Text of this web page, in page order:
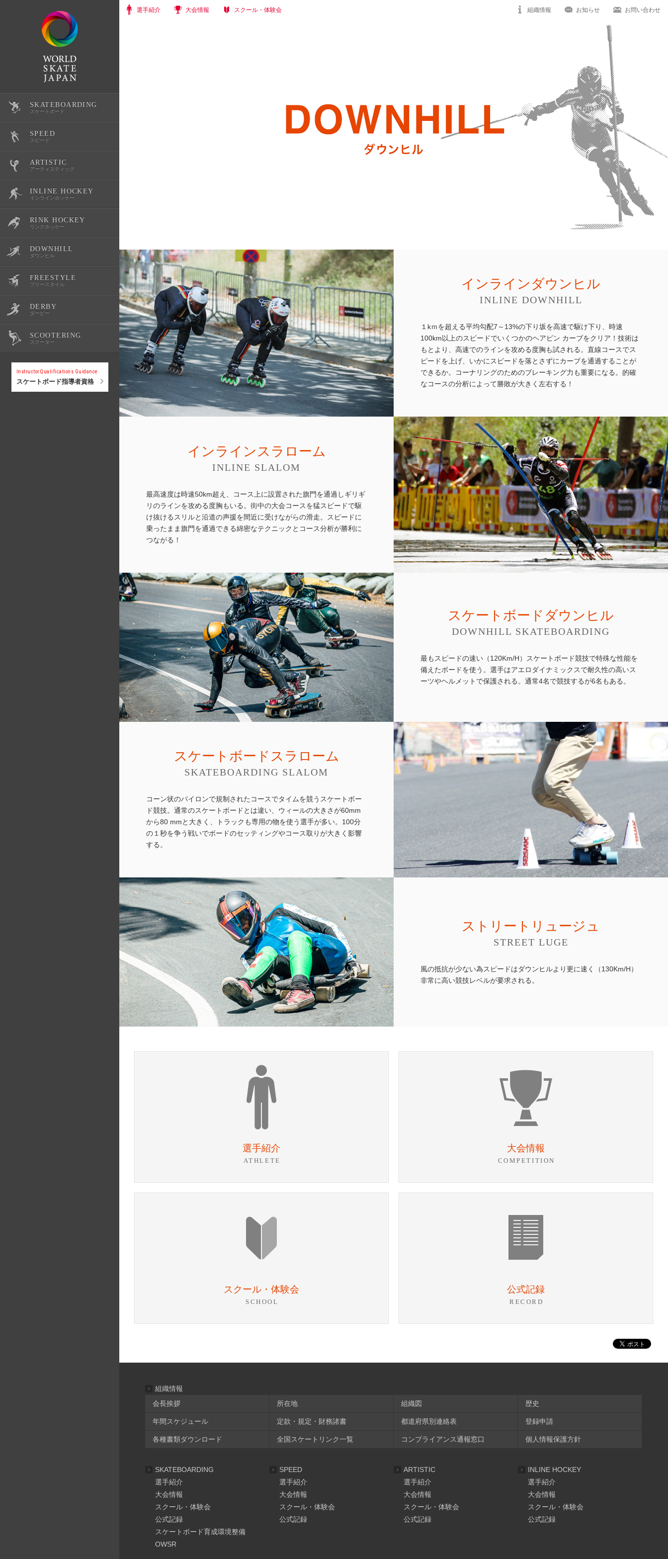
SKATEBOARDING
スケートボード
選手紹介
大会情報
スクール・体験会
公式記録
スケートボード育成環境整備
OWSR
SPEED
スピード
選手紹介
大会情報
スクール・体験会
公式記録
ARTISTIC
アーティスティック
選手紹介
大会情報
スクール・体験会
公式記録
INLINE HOCKEY
インラインホッケー
選手紹介
大会情報
スクール・体験会
公式記録
RINK HOCKEY
リンクホッケー
選手紹介
大会情報
スクール・体験会
公式記録
DOWNHILL
ダウンヒル
選手紹介
大会情報
スクール・体験会
公式記録
FREESTYLE
フリースタイル
選手紹介
大会情報
スクール・体験会
DERBY
ダービー
選手紹介
大会情報SCOOTERING
スクーター
選手紹介
Instructor Qualifications Guidance
スケートボード指導者資格
選手紹介 大会情報 スクール・体験会 組織情報 お知らせ お問い合わせ
インラインダウンヒル
INLINE DOWNHILL
１kｍを超える平均勾配7～13%の下り坂を高速で駆け下り、時速
100km以上のスピードでいくつかのヘアピン カーブをクリア！技術は
もとより、高速でのラインを攻める度胸も試される。直線コースでス
ピードを上げ、いかにスピードを落とさずにカーブを通過することが
できるか。コーナリングのためのブレーキング力も重要になる。的確
なコースの分析によって勝敗が大きく左右する！
インラインスラローム
INLINE SLALOM
最高速度は時速50km超え、コース上に設置された旗門を通過しギリギ
リのラインを攻める度胸もいる。街中の大会コースを猛スピードで駆
け抜けるスリルと沿道の声援を間近に受けながらの滑走。スピードに
乗ったまま旗門を通過できる綿密なテクニックとコース分析が勝利に
つながる！
スケートボードダウンヒル
DOWNHILL SKATEBOARDING
最もスピードの速い（120Km/H）スケートボード競技で特殊な性能を
備えたボードを使う。選手はアエロダイナミックスで耐久性の高いス
ーツやヘルメットで保護される。通常4名で競技するが6名もある。
スケートボードスラローム
SKATEBOARDING SLALOM
コーン状のパイロンで規制されたコースでタイムを競うスケートボー
ド競技。通常のスケートボードとは違い、ウィールの大きさが60mm
から80 mmと大きく、トラックも専用の物を使う選手が多い。100分
の１秒を争う戦いでボードのセッティングやコース取りが大きく影響
する。
ストリートリュージュ
STREET LUGE
風の抵抗が少ない為スピードはダウンヒルより更に速く（130Km/H）
非常に高い競技レベルが要求される。
選手紹介
ATHLETE
大会情報
COMPETITION
スクール・体験会
SCHOOL
公式記録
RECORD
組織情報
会長挨拶
所在地 組織図 歴史
年間スケジュール 定款・規定・財務諸書 都道府県別連絡表 登録申請
各種書類ダウンロード 全国スケートリンク一覧 コンプライアンス通報窓口 個人情報保護方針
SKATEBOARDING
選手紹介
大会情報
スクール・体験会
公式記録
スケートボード育成環境整備
OWSR
SPEED
選手紹介
大会情報
スクール・体験会
公式記録
ARTISTIC
選手紹介
大会情報
スクール・体験会
公式記録
INLINE HOCKEY
選手紹介
大会情報
スクール・体験会
公式記録